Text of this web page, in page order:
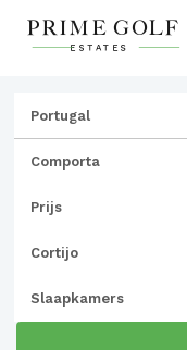
Portugal
Comporta
Prijs
Cortijo
Slaapkamers